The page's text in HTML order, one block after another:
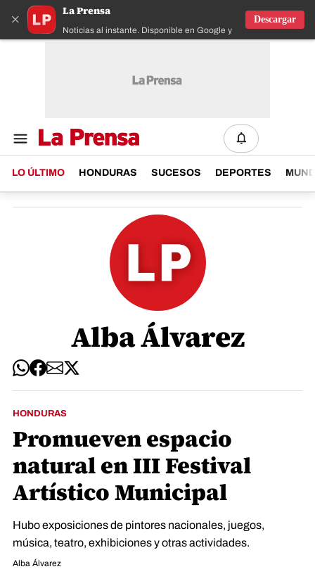
×
La Prensa
Noticias al instante. Disponible en Google y IOS
Descargar
LO ÚLTIMO HONDURAS SUCESOS DEPORTES
Alba Álvarez
HONDURAS
Promueven espacio
natural en III Festival
Artístico Municipal
Hubo exposiciones de pintores nacionales, juegos,
música, teatro, exhibiciones y otras actividades.
Alba Álvarez